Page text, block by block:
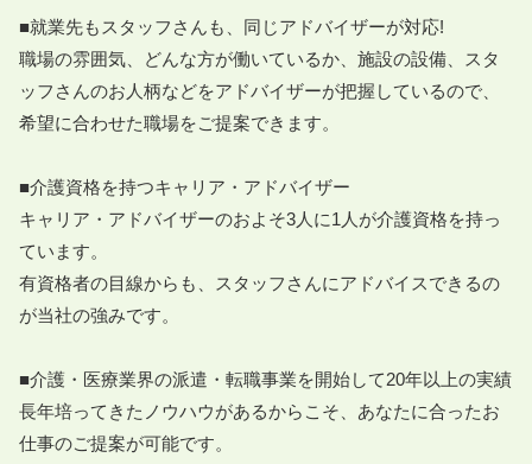
■就業先もスタッフさんも、同じアドバイザーが対応!
職場の雰囲気、どんな方が働いているか、施設の設備、スタ
ッフさんのお人柄などをアドバイザーが把握しているので、
希望に合わせた職場をご提案できます。
■介護資格を持つキャリア・アドバイザー
キャリア・アドバイザーのおよそ3人に1人が介護資格を持っ
ています。
有資格者の目線からも、スタッフさんにアドバイスできるの
が当社の強みです。
■介護・医療業界の派遣・転職事業を開始して20年以上の実績
長年培ってきたノウハウがあるからこそ、あなたに合ったお
仕事のご提案が可能です。